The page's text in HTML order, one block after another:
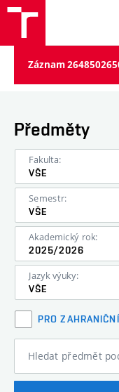
Záznam
Předměty
Fakulta:
VŠE
Semestr:
VŠE
Akademický rok:
2025/2026
Jazyk výuky:
VŠE
PRO
Hledat předmět